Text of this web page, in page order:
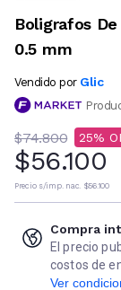
Boligrafos
0.5 mm
Vendido por Glic
$74.800 25
$56.100
Precio s/imp. nac. $56.100
Compra
El precio
costos de
Ver